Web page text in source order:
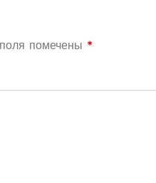
помечены *